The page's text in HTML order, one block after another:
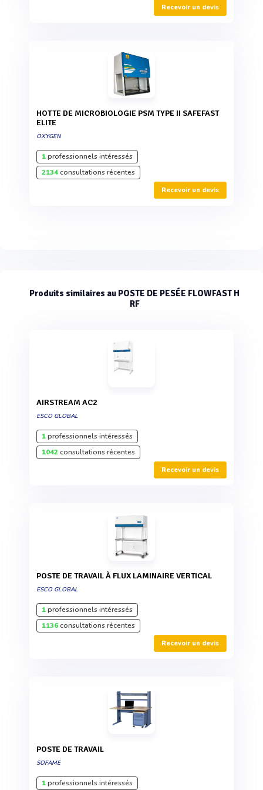
Recevoir un devis
HOTTE DE MICROBIOLOGIE PSM TYPE II SAFEFAST
ELITE
OXYGEN
1professionnels intéressés
2134consultations récentes
Recevoir un devis
Produits similaires au POSTE DE PESÉE FLOWFAST H
RF
AIRSTREAM AC2
ESCO GLOBAL
1professionnels intéressés
1042consultations récentes
Recevoir un devis
POSTE DE TRAVAIL À FLUX LAMINAIRE VERTICAL
ESCO GLOBAL
1professionnels intéressés
1136consultations récentes
Recevoir un devis
POSTE DE TRAVAIL
SOFAME
1professionnels intéressés